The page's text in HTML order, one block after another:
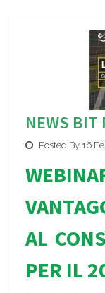
NEWS
Posted By 16
VANT
AL
PER IL